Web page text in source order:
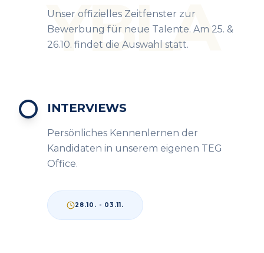
YBLA
Unser offizielles Zeitfenster zur
Bewerbung für neue Talente. Am 25. &
26.10. findet die Auswahl statt.
INTERVIEWS
Persönliches Kennenlernen der
Kandidaten in unserem eigenen TEG
Office.
28.10. - 03.11.